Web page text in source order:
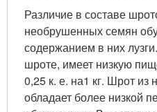
Различие в составе
необрушенных семян
содержанием в них
шроте, имеет низкую
0,25 к. е. на1 кг. Шрот из
обладает более низкой